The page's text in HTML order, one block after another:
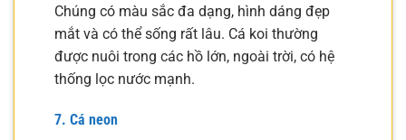
Chúng có màu sắc đa dạng, hình dáng đẹp
mắt và có thể sống rất lâu. Cá koi thường
được nuôi trong các hồ lớn, ngoài trời, có hệ
thống lọc nước mạnh.
7. Cá neon